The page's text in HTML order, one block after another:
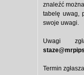
znaleźć
tabelę uwag,
swoje uwagi.
Uwagi
Termin